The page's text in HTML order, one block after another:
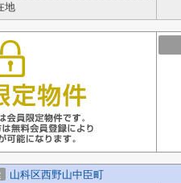
地
山科区西野山中臣町